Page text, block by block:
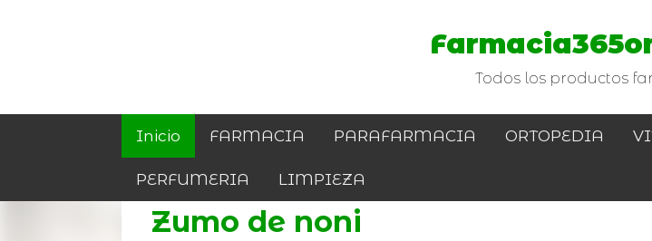
Todos los productos
Inicio FARMACIA PARAFARMACIA ORTOPEDIA
PERFUMERIA LIMPIEZA
Zumo de noni